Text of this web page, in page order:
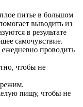
питье в большом
выводить из
в результате
самочувствие.
ежедневно проводить
чтобы не
пищу, чтобы не